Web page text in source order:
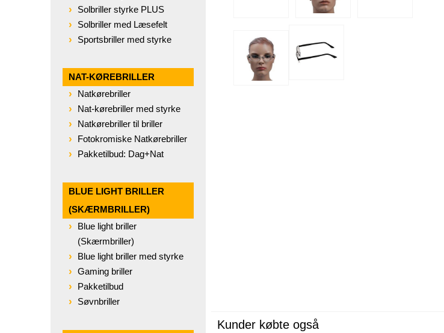
Solbriller styrke PLUS
Solbriller med Læsefelt
Sportsbriller med styrke
NAT-KØREBRILLER
Natkørebriller
Nat-kørebriller med styrke
Natkørebriller til briller
Fotokromiske Natkørebriller
Pakketilbud: Dag+Nat
BLUE LIGHT BRILLER
(SKÆRMBRILLER)
Blue light briller
(Skærmbriller)
Blue light briller med styrke
Gaming briller
Pakketilbud
Søvnbriller
Kunder købte også